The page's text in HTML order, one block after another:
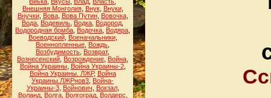
Внешняя Монголия, Внук, Внуки,
Внучки, Вова, Вова Путин, Вовочка,
Вода Водевиль Водка Водород
Водородная бомба Водочка Водяра
Воеводский, Военачальники,
Военнопленные Вождь
Возбудимость Возврат,
Вознесенский Возрождение Война
Война Украины, Война Украины-2,
Война Украины. ЛЖР, Война
Украины.ЛЖРнов3 Война-
Украины-3, Войнович Вокзал,
Воланд, Волга, Волгоград, Волдерс